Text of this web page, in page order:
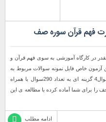
فهم قرآن سوره صف
در كارگاه آموزشی به سوی فهم قرآن و
آزمون خاص فایل نمونه سوالات مربوط به
ضمن خدمت سوره صف را در قالب نمونه سوال4 گزینه ای به تعداد 290سوال با همراه
برای شما آماده کرده با مطالعه ی این
ادامه مطلب